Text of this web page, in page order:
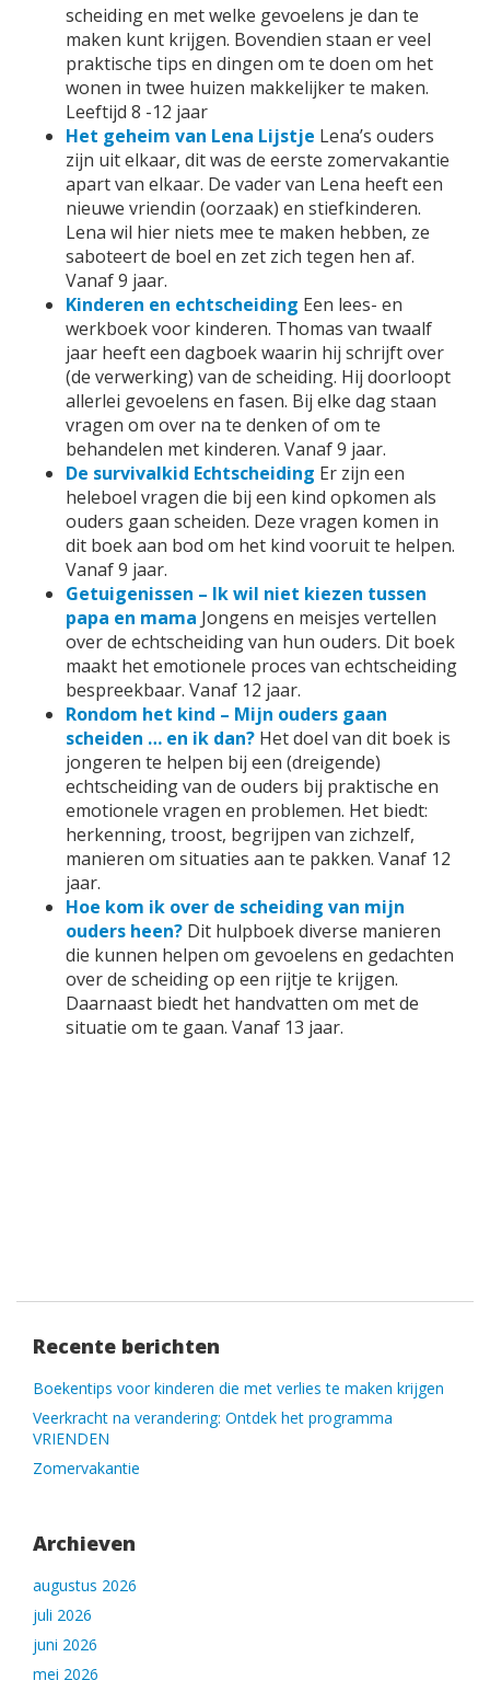
scheiding en met welke gevoelens je dan te
maken kunt krijgen. Bovendien staan er veel
praktische tips en dingen om te doen om het
wonen in twee huizen makkelijker te maken.
Leeftijd 8 -12 jaar
Het geheim van Lena Lijstje Lena’s ouders
zijn uit elkaar, dit was de eerste zomervakantie
apart van elkaar. De vader van Lena heeft een
nieuwe vriendin (oorzaak) en stiefkinderen.
Lena wil hier niets mee te maken hebben, ze
saboteert de boel en zet zich tegen hen af.
Vanaf 9 jaar.
Kinderen en echtscheiding Een lees- en
werkboek voor kinderen. Thomas van twaalf
jaar heeft een dagboek waarin hij schrijft over
(de verwerking) van de scheiding. Hij doorloopt
allerlei gevoelens en fasen. Bij elke dag staan
vragen om over na te denken of om te
behandelen met kinderen. Vanaf 9 jaar.
De survivalkid Echtscheiding Er zijn een
heleboel vragen die bij een kind opkomen als
ouders gaan scheiden. Deze vragen komen in
dit boek aan bod om het kind vooruit te helpen.
Vanaf 9 jaar.
Getuigenissen – Ik wil niet kiezen tussen
papa en mama Jongens en meisjes vertellen
over de echtscheiding van hun ouders. Dit boek
maakt het emotionele proces van echtscheiding
bespreekbaar. Vanaf 12 jaar.
Rondom het kind – Mijn ouders gaan
scheiden … en ik dan? Het doel van dit boek is
jongeren te helpen bij een (dreigende)
echtscheiding van de ouders bij praktische en
emotionele vragen en problemen. Het biedt:
herkenning, troost, begrijpen van zichzelf,
manieren om situaties aan te pakken. Vanaf 12
jaar.
Hoe kom ik over de scheiding van mijn
ouders heen? Dit hulpboek diverse manieren
die kunnen helpen om gevoelens en gedachten
over de scheiding op een rijtje te krijgen.
Daarnaast biedt het handvatten om met de
situatie om te gaan. Vanaf 13 jaar.
Recente berichten
Boekentips voor kinderen die met verlies te maken krijgen
Veerkracht na verandering: Ontdek het programma
VRIENDEN
Zomervakantie
Archieven
augustus 2026
juli 2026
juni 2026
mei 2026